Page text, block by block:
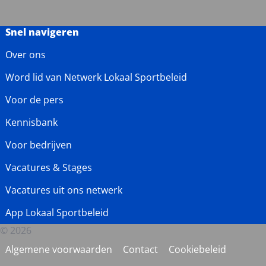
Snel navigeren
Over ons
Word lid van Netwerk Lokaal Sportbeleid
Voor de pers
Kennisbank
Voor bedrijven
Vacatures & Stages
Vacatures uit ons netwerk
App Lokaal Sportbeleid
© 2026
Algemene voorwaarden
Contact Cookiebeleid